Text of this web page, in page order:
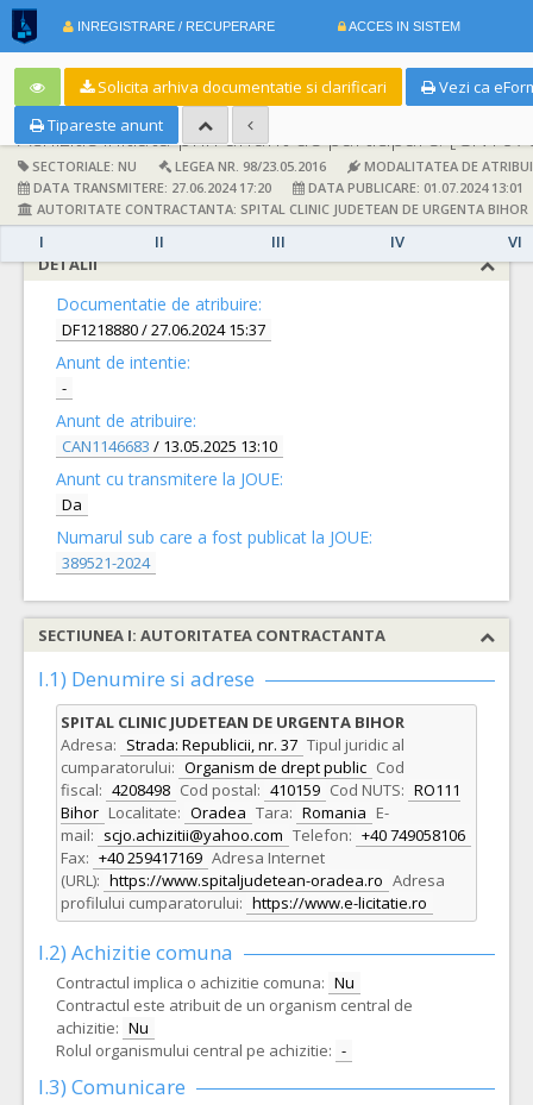
INREGISTRARE / RECUPERARE ACCES IN SISTEM
Solicita arhiva documentatie si clarificari
Vezi ca
Tipareste anunt
Achizitie initiata prin anunt de participare:
SECTORIALE: NU LEGEA NR. 98/23.05.2016
MODALITATEA DE
DATA TRANSMITERE: 27.06.2024 17:20
DATA PUBLICARE: 01.07.2024 13:01
AUTORITATE CONTRACTANTA: SPITAL CLINIC JUDETEAN DE URGENTA BIHOR
I II III IV
VI
DETALII
Documentatie de atribuire:
DF1218880/ 27.06.2024 15:37
Anunt de intentie:
-
Anunt de atribuire:
CAN1146683 / 13.05.2025 13:10
Anunt cu transmitere la JOUE:
Da
Numarul sub care a fost publicat la JOUE:
389521-2024
SECTIUNEA I: AUTORITATEA CONTRACTANTA
I.1) Denumire si adrese
SPITAL CLINIC JUDETEAN DE URGENTA BIHOR
Adresa: Strada: Republicii, nr. 37 Tipul juridic al
cumparatorului: Organism de drept public Cod
fiscal: 4208498 Cod postal: 410159 Cod NUTS: RO111
Bihor Localitate: Oradea Tara: Romania E-
mail: scjo.achizitii@yahoo.com Telefon: +40 749058106
Fax: +40 259417169 Adresa Internet
(URL): https://www.spitaljudetean-oradea.ro Adresa
profilului cumparatorului: https://www.e-licitatie.ro
I.2) Achizitie comuna
Contractul implica o achizitie comuna: Nu
Contractul este atribuit de un organism central de
achizitie: Nu
Rolul organismului central pe achizitie: -
I.3) Comunicare